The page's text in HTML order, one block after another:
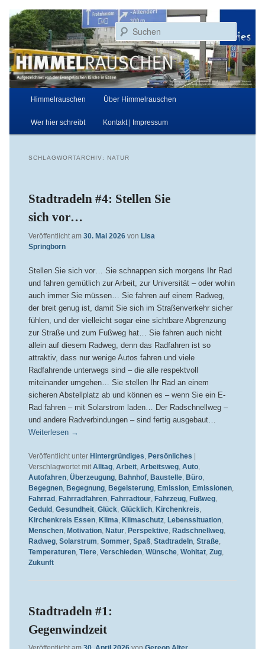
primären
Inhalt
springen
sekundären
Inhalt
springen
Himmelrauschen
Aufgezeichnet von der Evangelischen Kirche in Essen
Hauptmenü
Himmelrauschen Über Himmelrauschen
Wer hier schreibt Kontakt | Impressum
SCHLAGWORTARCHIV: NATUR
Stadtradeln #4: Stellen Sie
sich vor…
Veröffentlicht am 30. Mai 2026 von Lisa
Springborn
Stellen Sie sich vor… Sie schnappen sich morgens Ihr Rad
und fahren gemütlich zur Arbeit, zur Universität – oder wohin
auch immer Sie müssen… Sie fahren auf einem Radweg,
der breit genug ist, damit Sie sich im Straßenverkehr sicher
fühlen, und der vielleicht sogar eine sichtbare Abgrenzung
zur Straße und zum Fußweg hat… Sie fahren auch nicht
allein auf diesem Radweg, denn das Radfahren ist so
attraktiv, dass nur wenige Autos fahren und viele
Radfahrende unterwegs sind – die alle respektvoll
miteinander umgehen… Sie stellen Ihr Rad an einem
sicheren Abstellplatz ab und können es – wenn Sie ein E-
Rad fahren – mit Solarstrom laden… Der Radschnellweg –
und andere Radverbindungen – sind fertig ausgebaut…
Weiterlesen →
Veröffentlicht unter Hintergründiges Persönliches |
Verschlagwortet mit Alltag, Arbeit, Arbeitsweg, Auto,
Autofahren, Überzeugung, Bahnhof, Baustelle, Büro,
Begegnen, Begegnung, Begeisterung, Emission, Emissionen,
Fahrrad, Fahrradfahren, Fahrradtour, Fahrzeug, Fußweg,
Geduld, Gesundheit, Glück, Glücklich, Kirchenkreis
Kirchenkreis Essen, Klima Klimaschutz, Lebenssituation,
Menschen, Motivation, Natur, Perspektive, Radschnellweg,
Radweg, Solarstrum Sommer, Spaß, Stadtradeln, Straße,
Temperaturen, Tiere, Verschieden, Wünsche, Wohltat, Zug,
Zukunft
Stadtradeln #1:
Gegenwindzeit